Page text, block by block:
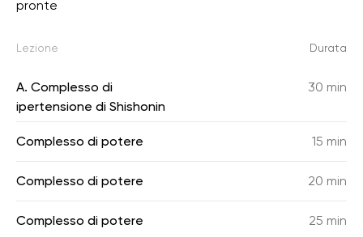
pronte
Lezione Durata
A. Complesso di
ipertensione di Shishonin
30 min
Complesso di potere 15 min
Complesso di potere 20 min
Complesso di potere 25 min